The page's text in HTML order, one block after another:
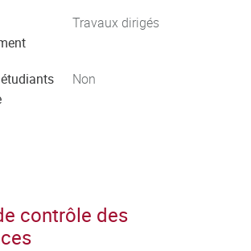
Travaux dirigés
Non
contrôle des